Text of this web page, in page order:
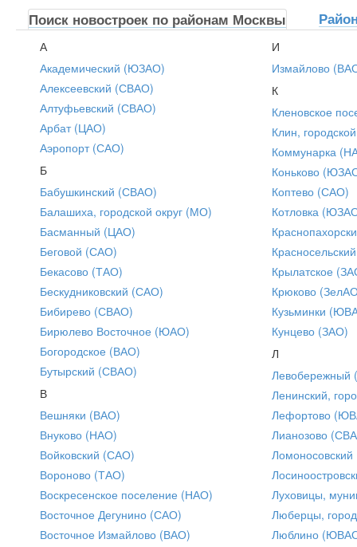
Поиск новостроек по районам Москвы
А
Академический (ЮЗАО)
Алексеевский (СВАО)
Алтуфьевский (СВАО)
Арбат (ЦАО)
Аэропорт (САО)
Б
Бабушкинский (СВАО)
Балашиха, городской округ (МО)
Басманный (ЦАО)
Беговой (САО)
Бекасово (ТАО)
Бескудниковский (САО)
Бибирево (СВАО)
Бирюлево Восточное (ЮАО)
Богородское (ВАО)
Бутырский (СВАО)
В
Вешняки (ВАО)
Внуково (НАО)
Войковский (САО)
Вороново (ТАО)
Воскресенское поселение (НАО)
Восточное Дегунино (САО)
Восточное Измайлово (ВАО)
И
Измайлово
К
Кленовское
Клин,
Коммунарка
Коньково
Коптево (САО)
Котловка
Крылатское
Крюково
Кузьминки
Кунцево (ЗАО)
Л
Ленинский,
Лефортово
Лианозово
Луховицы,
Люберцы,
Люблино